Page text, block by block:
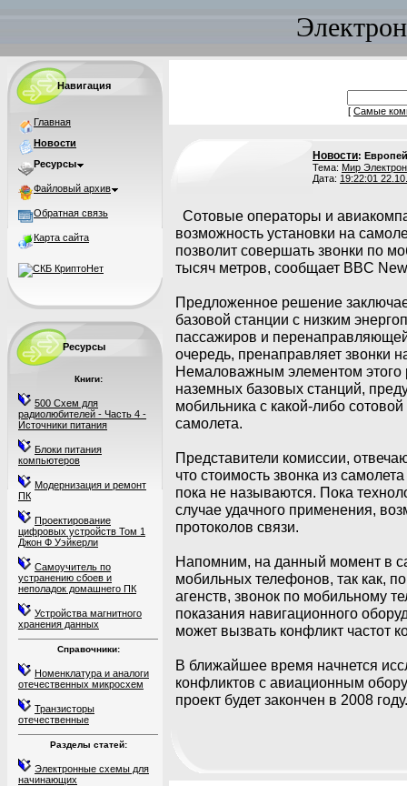
Навигация
Главная
Новости
Ресурсы
Файловый архив
Обратная связь
Карта сайта
Ресурсы
Книги:
500 Схем для
радиолюбителей - Часть 4 -
Источники питания
Блоки питания
компьютеров
Модернизация и ремонт
ПК
Проектирование
цифровых устройств Том 1
Джон Ф Уэйкерли
Самоучитель по
устранению сбоев и
неполадок домашнего ПК
Устройства магнитного
хранения данных
Справочники:
Номенклатура и аналоги
отечественных микросхем
Транзисторы
отечественные
Разделы статей:
Электронные схемы для
начинающих
[ Самые
Новости:
Тема: Мир
Дата: 19:22:01
Сотовые операторы и
возможность установки на
позволит совершать звонки по
тысяч метров, сообщает BBC
Предложенное решение
базовой станции с низким
пассажиров и
очередь, пренаправляет звонки
Немаловажным элементом этого
наземных базовых станций,
мобильника с какой-либо
самолета.
Представители комиссии,
что стоимость звонка из
пока не называются. Пока
случае удачного применения,
протоколов связи.
Напомним, на данный момент в
мобильных телефонов, так как,
агенств, звонок по мобильному
показания навигационного
может вызвать конфликт частот
В ближайшее время начнется
конфликтов с авиационным
проект будет закончен в 2008 году.